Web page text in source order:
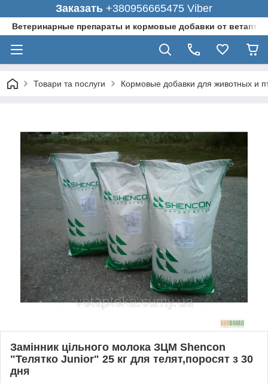
Заказать +380956665475 Viber
Ветеринарные препараты и кормовые добавки от
Товари та послуги Кормовые добавки для животных и
Замінник цільного молока ЗЦМ Shencon
"Телятко Junior" 25 кг для телят,поросят з 30
дня